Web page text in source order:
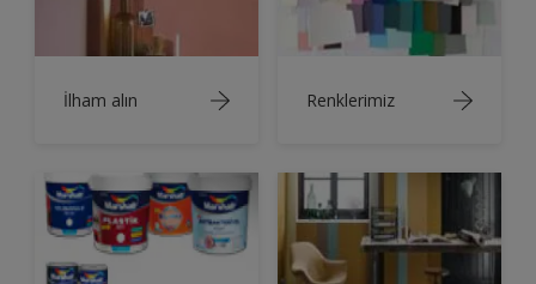
İlham alın Renklerimiz